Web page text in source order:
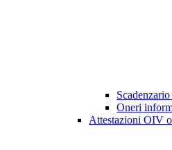
Oneri
Attestazioni OIV